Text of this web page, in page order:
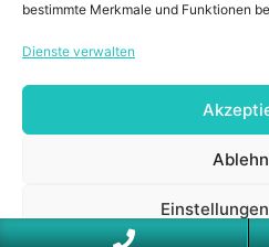
bestimmte Merkmale und Funktionen
Dienste verwalten
Anrufen